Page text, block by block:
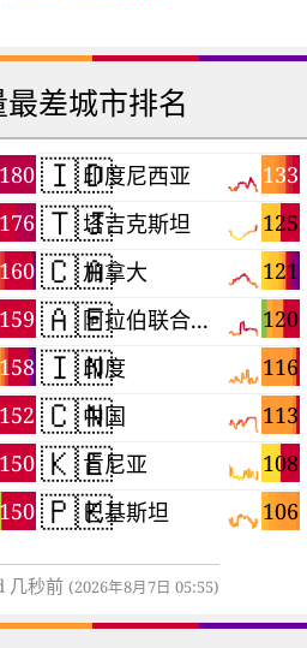
差城市排名
180
176
160
159
158
152
150
150
🇮🇩 133
印度尼西亚
🇹🇯 125
塔吉克斯坦
🇨🇦 121
加拿大
🇦🇪 120
阿拉伯联合酋长国
🇮🇳 116
印度
🇨🇳 113
中国
🇰🇪 108
肯尼亚
🇵🇰 106
巴基斯坦
几秒前 (2026年8月7日 05:55)